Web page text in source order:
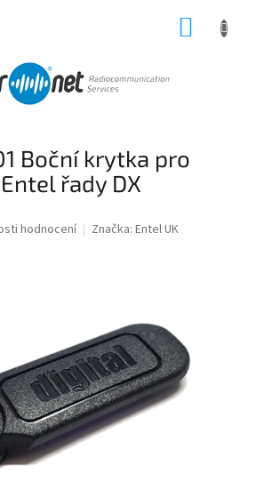
Boční krytka pro
řady DX
hodnocení Značka: Entel UK